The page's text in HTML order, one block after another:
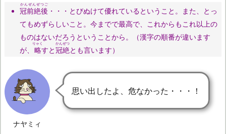
冠前絶後
かんぜんぜつご
・・・とびぬけて優れているということ。また、とっ
てもめずらしいこと。今までで最高で、これからもこれ以上の
ものはないだろうということから。（漢字の順番が違います
が、 略
りゃく
すと冠絶
かんぜつ
とも言います）
ナヤミィ
思い出したよ、危なかった・・・！